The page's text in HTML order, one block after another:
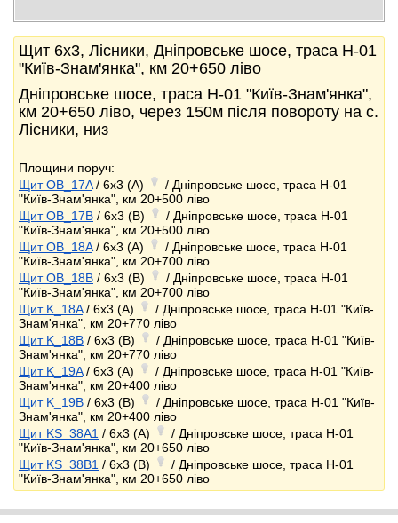
Щит 6x3, Лісники, Дніпровське шосе, траса Н-01
"Київ-Знам'янка", км 20+650 ліво
Дніпровське шосе, траса Н-01 "Київ-Знам'янка",
км 20+650 ліво, через 150м після повороту на с.
Лісники, низ
Площини поруч:
Щит OB_17A/ 6x3 (A)
/ Дніпровське шосе, траса Н-01
"Київ-Знам'янка", км 20+500 ліво
Щит OB_17B / 6x3 (B)
/ Дніпровське шосе, траса Н-01
"Київ-Знам'янка", км 20+500 ліво
Щит OB_18A/ 6x3 (A)
/ Дніпровське шосе, траса Н-01
"Київ-Знам'янка", км 20+700 ліво
Щит OB_18B / 6x3 (B)
/ Дніпровське шосе, траса Н-01
"Київ-Знам'янка", км 20+700 ліво
Щит K_18A/ 6x3 (A)
/ Дніпровське шосе, траса Н-01 "Київ-
Знам'янка", км 20+770 ліво
Щит K_18B / 6x3 (B)
/ Дніпровське шосе, траса Н-01 "Київ-
Знам'янка", км 20+770 ліво
Щит K_19A/ 6x3 (A)
/ Дніпровське шосе, траса Н-01 "Київ-
Знам'янка", км 20+400 ліво
Щит K_19B / 6x3 (B)
/ Дніпровське шосе, траса Н-01 "Київ-
Знам'янка", км 20+400 ліво
Щит KS_38A1 / 6x3 (A)
/ Дніпровське шосе, траса Н-01
"Київ-Знам'янка", км 20+650 ліво
Щит KS_38B1 / 6x3 (B)
/ Дніпровське шосе, траса Н-01
"Київ-Знам'янка", км 20+650 ліво